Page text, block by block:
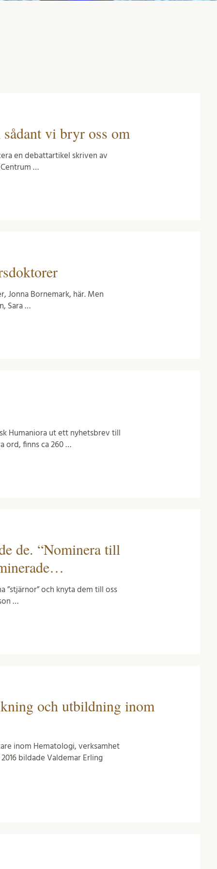
vi bryr oss om
en debattartikel skriven av
Centrum …
Jonna Bornemark, här. Men
Sara …
Humaniora ut ett nyhetsbrev till
ord, finns ca 260 …
de. “Nominera till
”stjärnor” och knyta dem till oss
…
och utbildning inom
inom Hematologi, verksamhet
bildade Valdemar Erling